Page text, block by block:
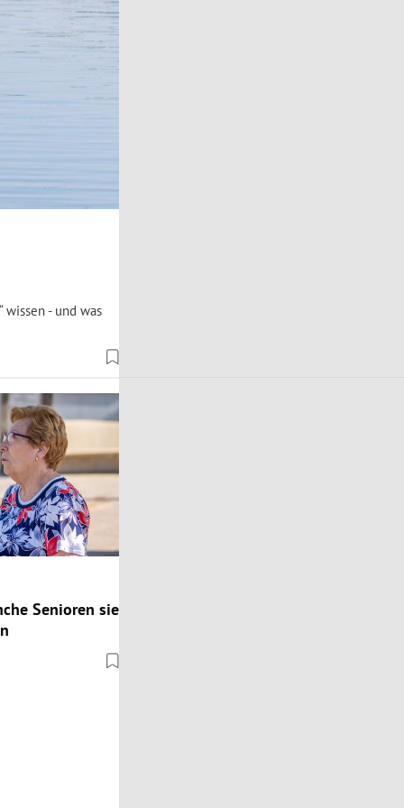
wissen - und was
Senioren sie